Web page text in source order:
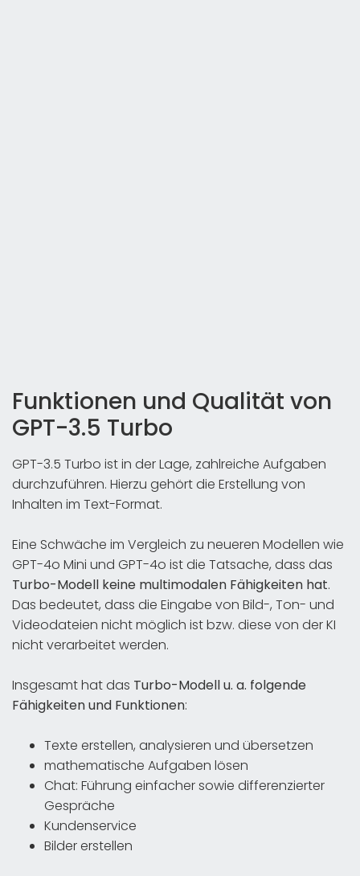
Funktionen und Qualität von
GPT-3.5 Turbo
GPT-3.5 Turbo ist in der Lage, zahlreiche Aufgaben
durchzuführen. Hierzu gehört die Erstellung von
Inhalten im Text-Format.
Eine Schwäche im Vergleich zu neueren Modellen wie
GPT-4o Mini und GPT-4o ist die Tatsache, dass das
Turbo-Modell keine multimodalen Fähigkeiten hat.
Das bedeutet, dass die Eingabe von Bild-, Ton- und
Videodateien nicht möglich ist bzw. diese von der KI
nicht verarbeitet werden.
Insgesamt hat das Turbo-Modell u. a. folgende
Fähigkeiten und Funktionen:
Texte erstellen, analysieren und übersetzen
mathematische Aufgaben lösen
Chat: Führung einfacher sowie differenzierter
Gespräche
Kundenservice
Bilder erstellen